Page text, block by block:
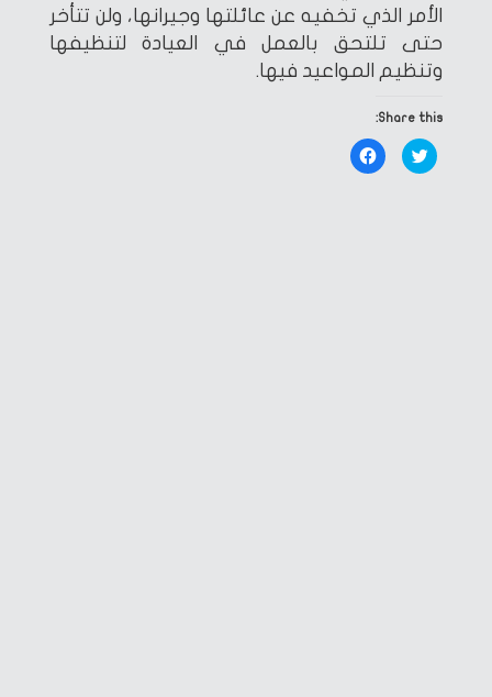
الأمر الذي تخفيه عن عائلتها وجيرانها، ولن تتأخر
حتى تلتحق بالعمل في العيادة لتنظيفها
وتنظيم المواعيد فيها.
Share this:
Click
to
share
Click
to